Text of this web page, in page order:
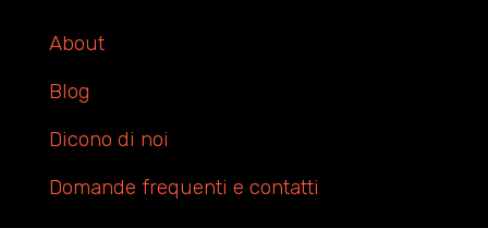
About
Blog
Dicono di noi
Domande frequenti e contatti